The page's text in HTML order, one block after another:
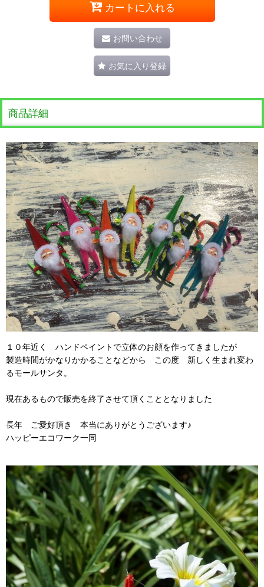
カートに入れる
お問い合わせ
お気に入り登録
商品詳細
１０年近く ハンドペイントで立体のお顔を作ってきましたが
製造時間がかなりかかることなどから この度 新しく生まれ変わ
るモールサンタ。
現在あるもので販売を終了させて頂くこととなりました
長年 ご愛好頂き 本当にありがとうございます♪
ハッピーエコワーク一同